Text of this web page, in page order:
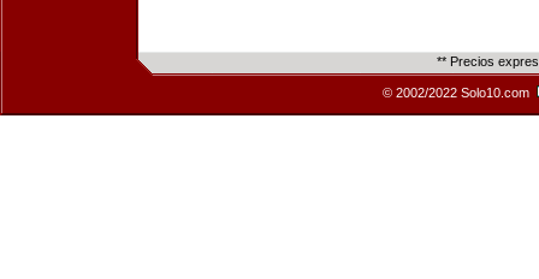
** Precios
© 2002/2022 Solo10.com